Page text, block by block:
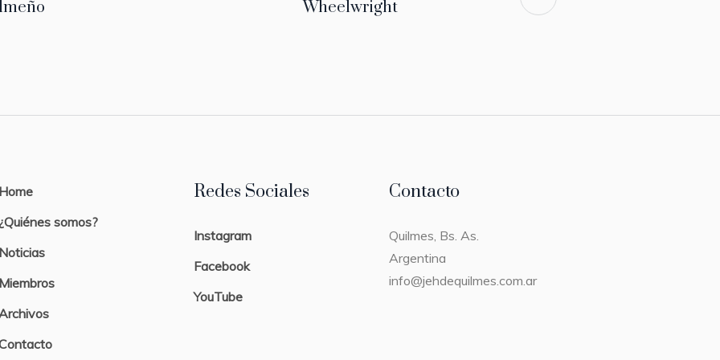
Wheelwright
somos?
Redes Sociales
Instagram
Facebook
YouTube
Contacto
Quilmes, Bs. As.
Argentina
info@jehdequilmes.com.ar